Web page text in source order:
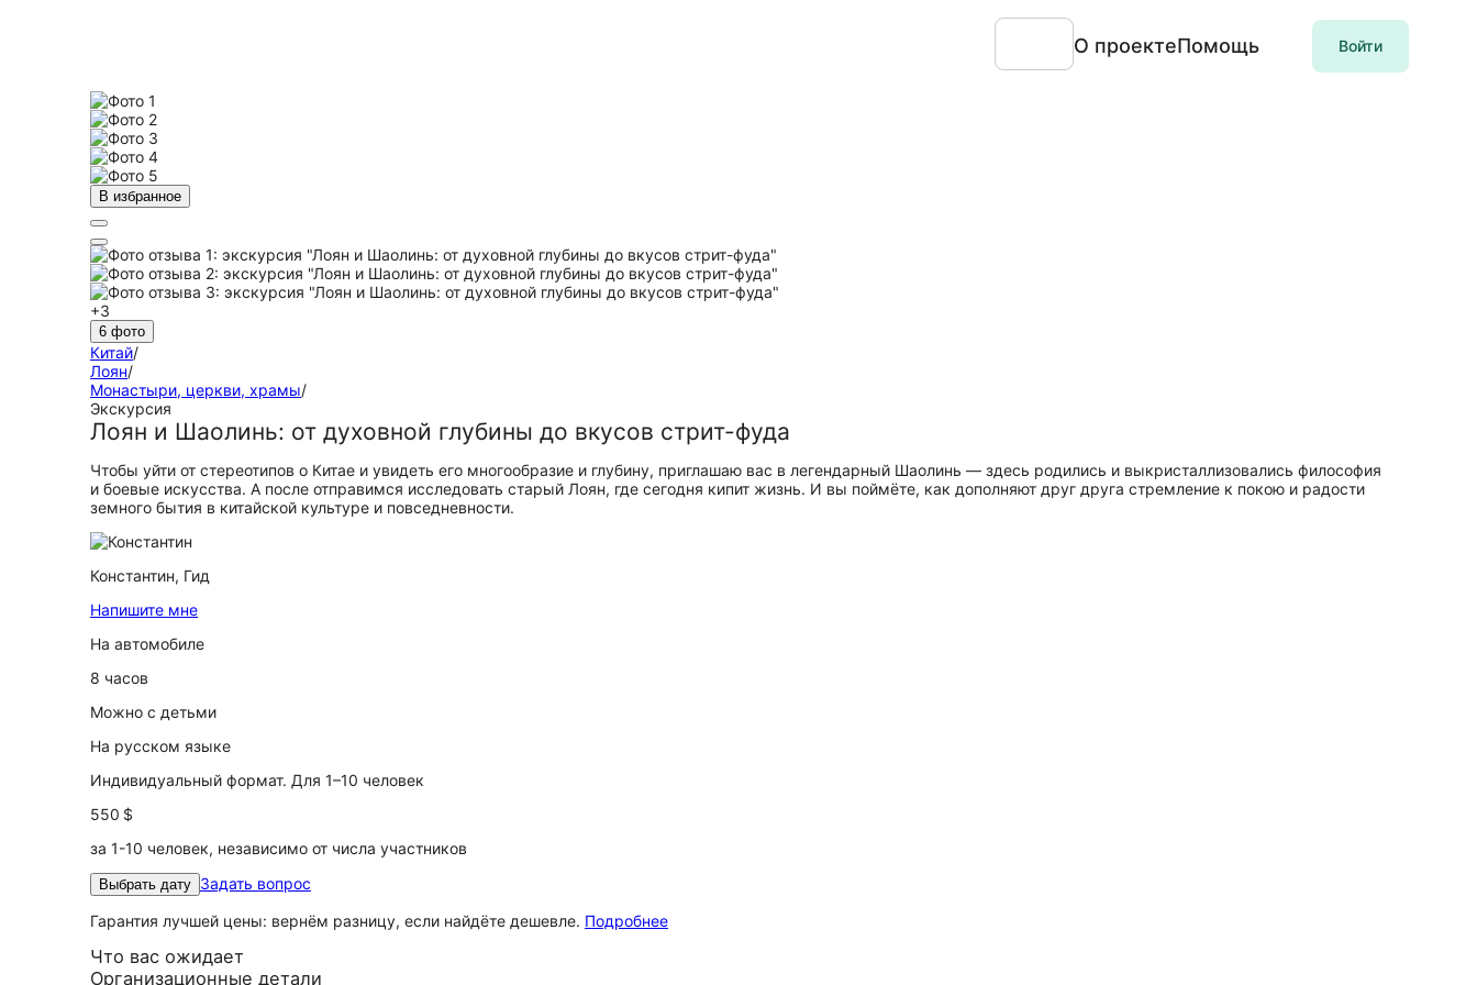
О проектеПомощь Войти
В избранное
+3
6 фото
Китай/
Лоян/
Монастыри, церкви, храмы/
Экскурсия
Лоян и Шаолинь: от духовной глубины до вкусов стрит-фуда
Чтобы уйти от стереотипов о Китае и увидеть его многообразие и глубину, приглашаю вас в легендарный Шаолинь — здесь родились и выкристаллизовались философия
и боевые искусства. А после отправимся исследовать старый Лоян, где сегодня кипит жизнь. И вы поймёте, как дополняют друг друга стремление к покою и радости
земного бытия в китайской культуре и повседневности.
Константин, Гид
Напишите мне
На автомобиле
8 часов
Можно с детьми
На русском языке
Индивидуальный формат. Для 1–10 человек
550 $
за 1-10 человек, независимо от числа участников
Выбрать дату Задать вопрос
Гарантия лучшей цены: вернём разницу, если найдёте дешевле. Подробнее
Что вас ожидает
Организационные детали